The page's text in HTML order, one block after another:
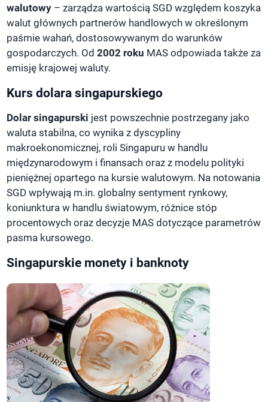
walutowy – zarządza wartością SGD względem koszyka
walut głównych partnerów handlowych w określonym
paśmie wahań, dostosowywanym do warunków
gospodarczych. Od2002 roku MAS odpowiada także za
emisję krajowej waluty.
Kurs dolara singapurskiego
Dolar singapurski jest powszechnie postrzegany jako
waluta stabilna, co wynika z dyscypliny
makroekonomicznej, roli Singapuru w handlu
międzynarodowym i finansach oraz z modelu polityki
pieniężnej opartego na kursie walutowym. Na notowania
SGD wpływają m.in. globalny sentyment rynkowy,
koniunktura w handlu światowym, różnice stóp
procentowych oraz decyzje MAS dotyczące parametrów
pasma kursowego.
Singapurskie monety i banknoty